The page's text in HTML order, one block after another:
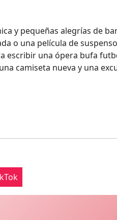
y pequeñas alegrías de
o una película de
escribir una ópera bufa
camiseta nueva y una